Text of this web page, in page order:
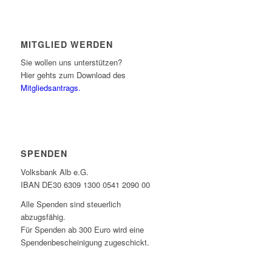
MITGLIED WERDEN
Sie wollen uns unterstützen?
Hier gehts zum Download des
Mitgliedsantrags.
SPENDEN
Volksbank Alb e.G.
IBAN DE30 6309 1300 0541 2090 00
Alle Spenden sind steuerlich
abzugsfähig.
Für Spenden ab 300 Euro wird eine
Spendenbescheinigung zugeschickt.